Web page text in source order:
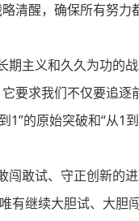
清醒，确保所有努力
主义和久久为功的
要求我们不仅要追逐
1”的原始突破和“从1
敢试、守正创新的
有继续大胆试、大胆